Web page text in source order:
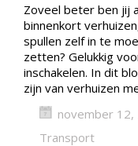
Zoveel beter ben jij
binnenkort
spullen zelf in te
zetten? Gelukkig
inschakelen. In dit
zijn van verhuizen
november 12,
Transport